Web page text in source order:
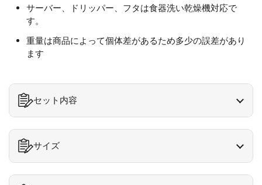
サーバー、ドリッパー、フタは食器洗い乾燥機対応で
す。
重量は商品によって個体差があるため多少の誤差があり
ます
セット内容
サイズ